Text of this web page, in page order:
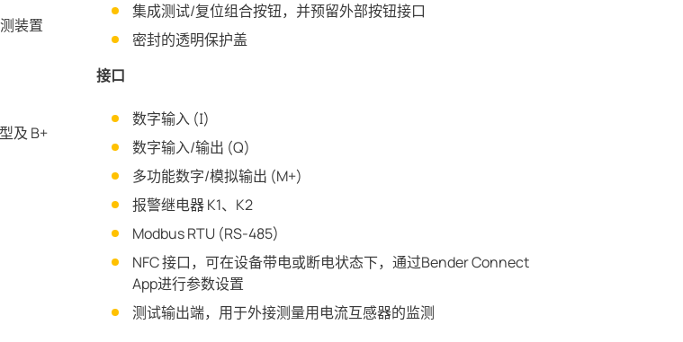
装置
及 B+
集成测试/复位组合按钮，并预留外部按钮接口
密封的透明保护盖
接口
数字输入 (I)
数字输入/输出 (Q)
多功能数字/模拟输出 (M+)
报警继电器 K1、K2
Modbus RTU (RS-485)
NFC 接口，可在设备带电或断电状态下，通过Bender Connect
App进行参数设置
测试输出端，用于外接测量用电流互感器的监测